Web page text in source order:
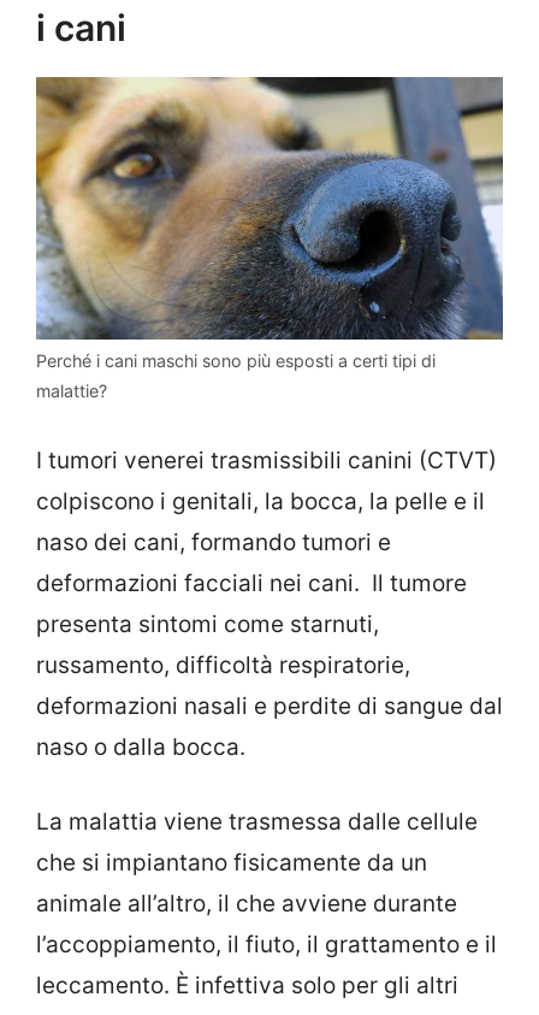
i cani
Perché i cani maschi sono più esposti a certi tipi di
malattie?
I tumori venerei trasmissibili canini (CTVT)
colpiscono i genitali, la bocca, la pelle e il
naso dei cani, formando tumori e
deformazioni facciali nei cani. Il tumore
presenta sintomi come starnuti,
russamento, difficoltà respiratorie,
deformazioni nasali e perdite di sangue dal
naso o dalla bocca.
La malattia viene trasmessa dalle cellule
che si impiantano fisicamente da un
animale all’altro, il che avviene durante
l’accoppiamento, il fiuto, il grattamento e il
leccamento. È infettiva solo per gli altri